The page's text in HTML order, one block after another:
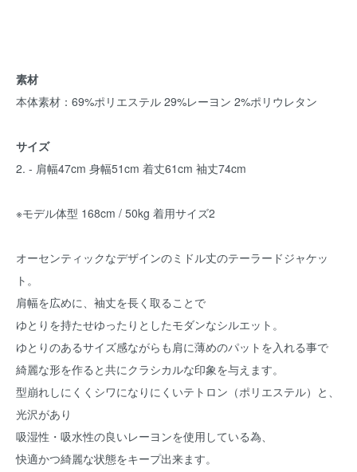
素材
本体素材：69%ポリエステル 29%レーヨン 2%ポリウレタン
サイズ
2. - 肩幅47cm 身幅51cm 着丈61cm 袖丈74cm
※モデル体型 168cm / 50kg 着用サイズ2
オーセンティックなデザインのミドル丈のテーラードジャケッ
ト。
肩幅を広めに、袖丈を長く取ることで
ゆとりを持たせゆったりとしたモダンなシルエット。
ゆとりのあるサイズ感ながらも肩に薄めのパットを入れる事で
綺麗な形を作ると共にクラシカルな印象を与えます。
型崩れしにくくシワになりにくいテトロン（ポリエステル）と、
光沢があり
吸湿性・吸水性の良いレーヨンを使用している為、
快適かつ綺麗な状態をキープ出来ます。